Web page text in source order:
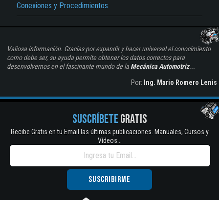
Conexiones y Procedimientos
Valiosa información. Gracias por expandir y hacer universal el conocimiento
como debe ser, su ayuda permite obtener los datos correctos para
desenvolvernos en el fascinante mundo de la Mecánica Automotriz...
Por: Ing. Mario Romero Lenis
SUSCRÍBETEGRATIS
Recibe Gratis en tu Email las últimas publicaciones. Manuales, Cursos y
Vídeos...